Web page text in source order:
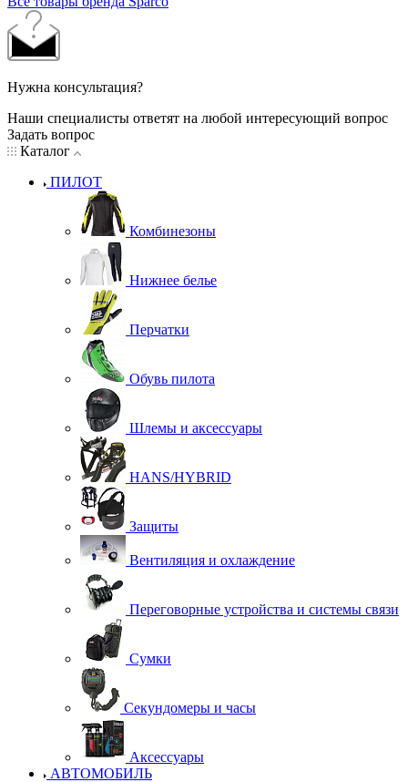
Нужна консультация?
Наши специалисты ответят на любой интересующий вопрос
Задать вопрос
Каталог
ПИЛОТ
Комбинезоны
Нижнее белье
Перчатки
Обувь пилота
Шлемы и аксессуары
HANS/HYBRID
Защиты
Вентиляция и охлаждение
Переговорные устройства и системы связи
Сумки
Секундомеры и часы
Аксессуары
АВТОМОБИЛЬ